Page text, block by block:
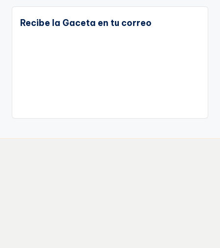
Recibe la Gaceta en tu correo